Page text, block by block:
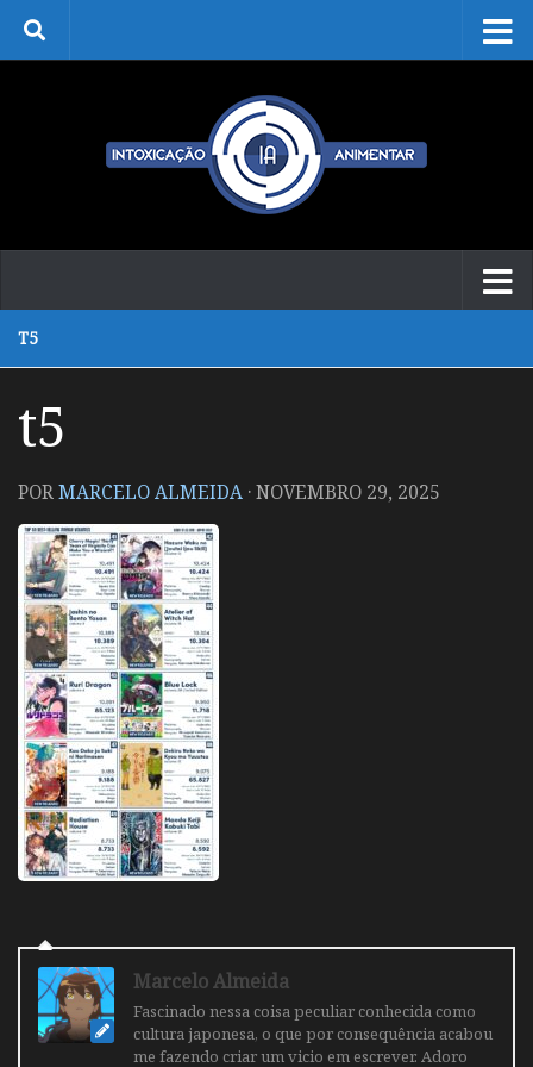
Skip to content
T5
t5
PORMARCELO ALMEIDA ·NOVEMBRO 29, 2025
Marcelo Almeida
Fascinado nessa coisa peculiar conhecida como
cultura japonesa, o que por consequência acabou
me fazendo criar um vicio em escrever. Adoro